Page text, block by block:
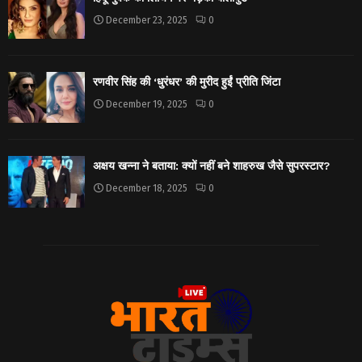
December 23, 2025 0
रणवीर सिंह की ‘धुरंधर’ की मुरीद हुईं प्रीति जिंटा
December 19, 2025 0
अक्षय खन्ना ने बताया: क्यों नहीं बने शाहरुख जैसे सुपरस्टार?
December 18, 2025 0